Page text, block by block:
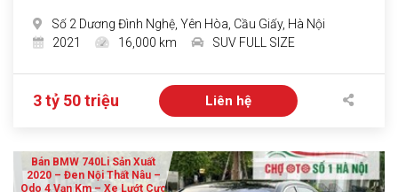
Số 2 Dương Đình Nghệ, Yên Hòa, Cầu Giấy, Hà Nội
2021
16,000 km SUV FULL SIZE
3 tỷ 50 triệu Liên hệ
Bán BMW 740Li Sản Xuất
2020 – Đen Nội Thất Nâu –
Odo 4 Vạn Km – Xe Lướt Cực